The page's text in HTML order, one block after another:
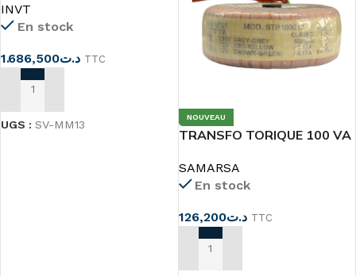
INVT
En stock
د.ت1.686,500 TTC
AJOUTER AU PANIER
UGS : SV-MM13
NOUVEAU
TRANSFO TORIQUE 100 VA
SAMARSA
En stock
د.ت126,200 TTC
AJOUTER AU PANIER